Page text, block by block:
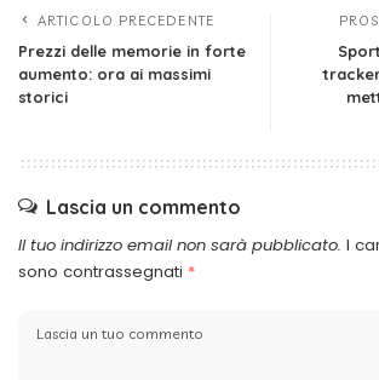
ARTICOLO PRECEDENTE
Prezzi delle memorie in forte
aumento: ora ai massimi
storici
Lascia un commento
Il tuo indirizzo email non sarà pubblicato. I
sono contrassegnati *